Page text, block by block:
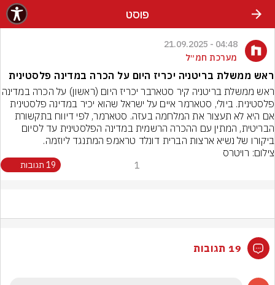
פוסט
04:48 - 21.09.2025
מערכת חמ״ל
ראש ממשלת בריטניה יכריז היום על הכרה במדינה פלסטינית
פלסטינית. ביולי, סטארמר איים על ישראל שהוא יכיר במדינה פלסטינית
ביקורו של נשיא ארצות הברית דונלד טראמפ המתנגד ליוזמה.
צילום: רויטרס
1 19 תגובות
19 תגובות